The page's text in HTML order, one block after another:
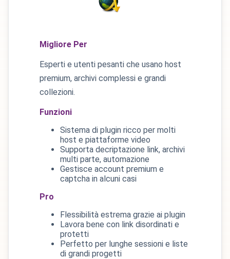
Migliore Per
Esperti e utenti pesanti che usano host
premium, archivi complessi e grandi
collezioni.
Funzioni
Sistema di plugin ricco per molti
host e piattaforme video
Supporta decriptazione link, archivi
multi parte, automazione
Gestisce account premium e
captcha in alcuni casi
Pro
Flessibilità estrema grazie ai plugin
Lavora bene con link disordinati e
protetti
Perfetto per lunghe sessioni e liste
di grandi progetti